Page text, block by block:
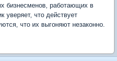
бизнесменов, работающих в
уверяет, что действует
что их выгоняют незаконно.